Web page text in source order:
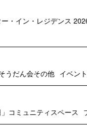
・イン・レジデンス
うだん会その他 イベント
コミュニティスペース